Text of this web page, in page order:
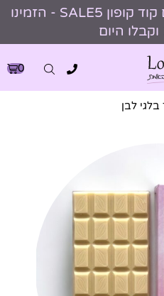
5% הנחה עם קוד קופון SALE5 - הזמינו
0
בלגי לבן